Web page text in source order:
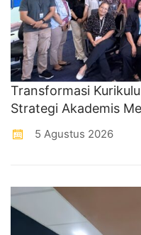
Transformasi
Strategi Akademis
5 Agustus 2026